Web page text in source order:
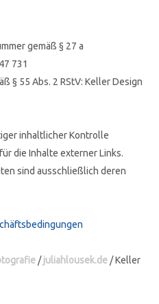
gemäß § 27 a
731
§ 55 Abs. 2 RStV: Keller Design
inhaltlicher Kontrolle
die Inhalte externer Links.
sind ausschließlich deren
/ juliahlousek.de / Keller